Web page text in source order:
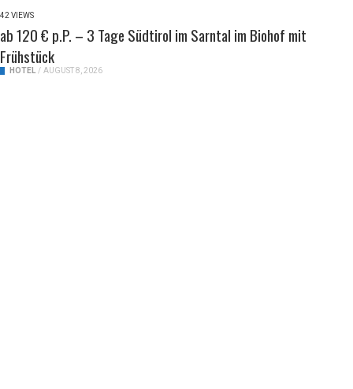
42 VIEWS
ab 120 € p.P. – 3 Tage Südtirol im Sarntal im Biohof mit
Frühstück
HOTEL / AUGUST 8, 2026